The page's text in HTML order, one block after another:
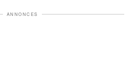
ANNONCES